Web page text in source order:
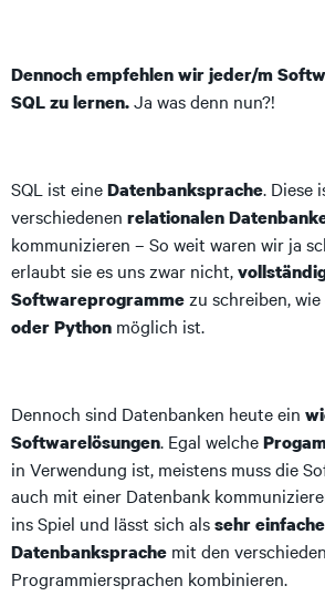
Dennoch empfehlen wir jeder/m
SQL zu lernen.Ja was denn nun?!
SQL ist eineDatenbanksprache. Diese
verschiedenen relationalen
kommunizieren – So weit waren wir ja
erlaubt sie es uns zwar nicht,
Softwareprogrammezu schreiben,
oder Python möglich ist.
Dennoch sind Datenbanken heute ein
Softwarelösungen. Egal welche
in Verwendung ist, meistens muss die
auch mit einer Datenbank
ins Spiel und lässt sich alssehr
Datenbanksprache mit den
Programmiersprachen kombinieren.